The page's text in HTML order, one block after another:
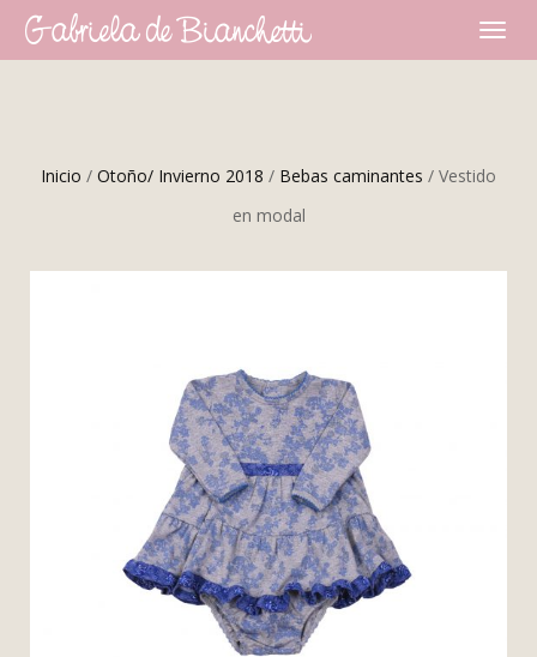
Inicio / Otoño/ Invierno 2018 / Bebas caminantes / Vestido
en modal